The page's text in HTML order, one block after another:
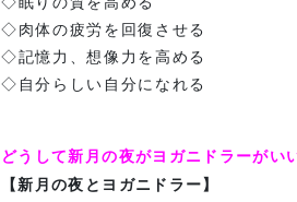
◇肉体の疲労を回復させる
◇記憶力、想像力を高める
◇自分らしい自分になれる
どうして新月の夜がヨガニドラーがい
【新月の夜とヨガニドラー】